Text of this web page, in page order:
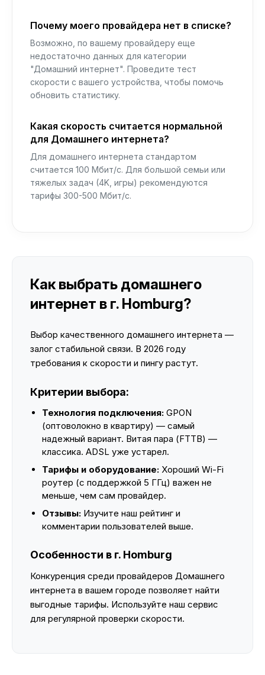
Почему моего провайдера нет в списке?
Возможно, по вашему провайдеру еще
недостаточно данных для категории
"Домашний интернет". Проведите тест
скорости с вашего устройства, чтобы помочь
обновить статистику.
Какая скорость считается нормальной
для Домашнего интернета?
Для домашнего интернета стандартом
считается 100 Мбит/с. Для большой семьи или
тяжелых задач (4K, игры) рекомендуются
тарифы 300-500 Мбит/с.
Как выбрать домашнего
интернет в г. Homburg?
Выбор качественного домашнего интернета —
залог стабильной связи. В 2026 году
требования к скорости и пингу растут.
Критерии выбора:
Технология подключения: GPON
(оптоволокно в квартиру) — самый
надежный вариант. Витая пара (FTTB) —
классика. ADSL уже устарел.
Тарифы и оборудование: Хороший Wi-Fi
роутер (с поддержкой 5 ГГц) важен не
меньше, чем сам провайдер.
Отзывы: Изучите наш рейтинг и
комментарии пользователей выше.
Особенности в г. Homburg
Конкуренция среди провайдеров Домашнего
интернета в вашем городе позволяет найти
выгодные тарифы. Используйте наш сервис
для регулярной проверки скорости.